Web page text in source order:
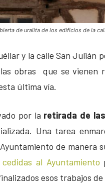
de uralita de los edificios de la
y la calle San
obras que se vienen
última vía.
por la retirada de
Una tarea
de manera
al Ayuntamiento
esos trabajos